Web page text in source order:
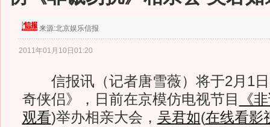
来源:北京娱乐信报
2011年01月10日01:20
信报讯（记者唐雪薇）将于2月1日
奇侠侣》，日前在京模仿电视节目
《
观看)举办相亲大会， 吴君如(在线看影